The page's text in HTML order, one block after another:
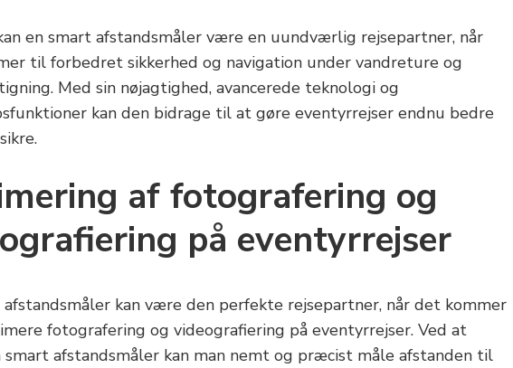
en smart afstandsmåler være en uundværlig rejsepartner, når
til forbedret sikkerhed og navigation under vandreture og
Med sin nøjagtighed, avancerede teknologi og
kan den bidrage til at gøre eventyrrejser endnu bedre
af fotografering og
på eventyrrejser
afstandsmåler kan være den perfekte rejsepartner, når det kommer
fotografering og videografiering på eventyrrejser. Ved at
smart afstandsmåler kan man nemt og præcist måle afstanden til